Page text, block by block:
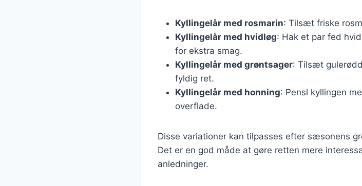
Kyllingelår med rosmarin: Tilsæt friske
Kyllingelår med hvidløg: Hak et par fed
for ekstra smag.
Kyllingelår med grøntsager: Tilsæt
fyldig ret.
Kyllingelår med honning: Pensl kyllingen
overflade.
Disse variationer kan tilpasses efter sæsonens
Det er en god måde at gøre retten mere
anledninger.